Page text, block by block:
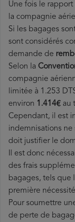
Une fois le
la compagnie
Si les bagages
sont considérés
demande de
Selon la
compagnie
limitée à 1.253
environ 1.414€ au
Cependant, il est
indemnisations ne
doit justifier le
Il est donc
des frais
bagages, tels que
première
Pour soumettre
de perte de